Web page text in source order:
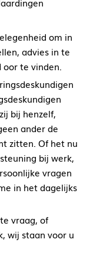
om in
advies in te
oor te vinden.
bij henzelf,
ander de
zitten. Of het nu
bij werk,
vragen
in het dagelijks
vraag, of
wij staan voor u